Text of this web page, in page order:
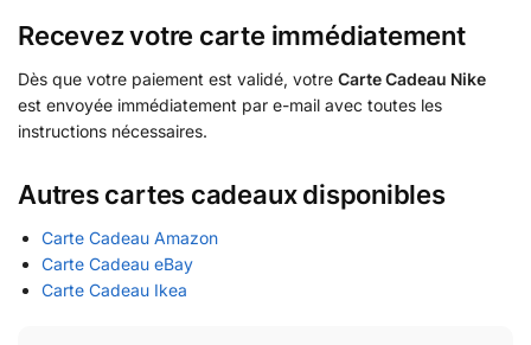
Recevez votre carte immédiatement
Dès que votre paiement est validé, votre Carte Cadeau Nike
est envoyée immédiatement par e-mail avec toutes les
instructions nécessaires.
Autres cartes cadeaux disponibles
Carte Cadeau Amazon
Carte Cadeau eBay
Carte Cadeau Ikea